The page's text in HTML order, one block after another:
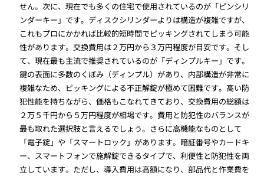
せん。次に、現在でも多くの住宅で使用されているのが「ピンシリ
ンダーキー」です。ディスクシリンダーよりは構造が複雑ですが、
これもプロにかかれば比較的短時間でピッキングされてしまう可能
性があります。交換費用は２万円から３万円程度が目安です。そし
て、現在最も主流で推奨されているのが「ディンプルキー」です。
鍵の表面に多数のくぼみ（ディンプル）があり、内部構造が非常に
複雑なため、ピッキングによる不正解錠が極めて困難です。高い防
犯性能を持ちながら、価格もこなれてきており、交換費用の総額は
２万５千円から５万円程度が相場です。費用と防犯性のバランスが
最も取れた選択肢と言えるでしょう。さらに高機能なものとして
「電子錠」や「スマートロック」があります。暗証番号やカードキ
ー、スマートフォンで施解錠できるタイプで、利便性と防犯性を両
立しています。ただし、導入費用は高額になり、部品代と作業費を